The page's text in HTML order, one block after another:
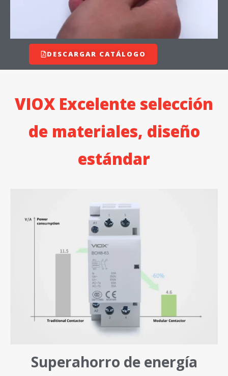
DESCARGAR CATÁLOGO
VIOX Excelente selección
de materiales, diseño
estándar
Superahorro de energía